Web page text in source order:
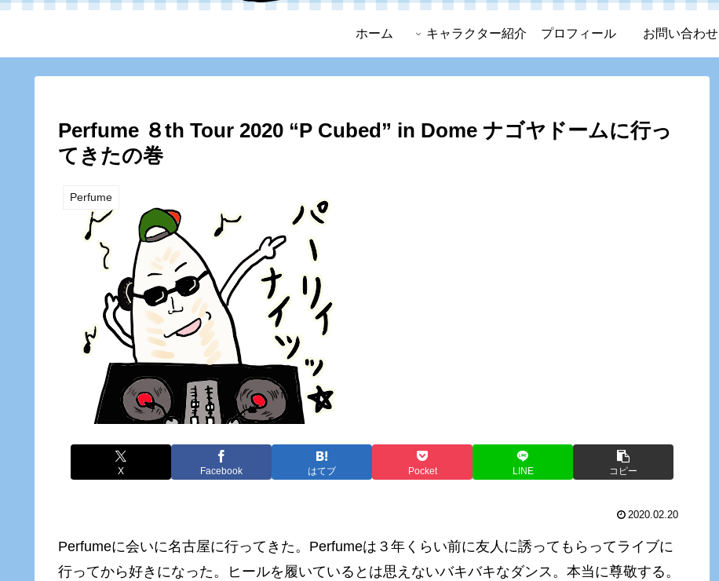
ホーム キャラクター紹介 プロフィール お問い合わせ
Perfume ８th Tour 2020 “P Cubed” in Dome ナゴヤドームに行っ
てきたの巻
Perfume
X Facebook はてブ Pocket LINE コピー
2020.02.20
Perfumeに会いに名古屋に行ってきた。Perfumeは３年くらい前に友人に誘ってもらってライブに
行ってから好きになった。ヒールを履いているとは思えないバキバキなダンス。本当に尊敬する。